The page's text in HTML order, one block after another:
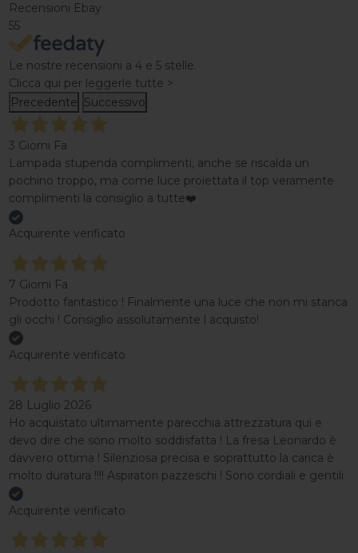
Recensioni Ebay
55
Le nostre recensioni a 4 e 5 stelle.
Clicca qui per leggerle tutte >
Precedente Successivo
3 Giorni Fa
Lampada stupenda complimenti, anche se riscalda un
pochino troppo, ma come luce proiettata il top veramente
complimenti la consiglio a tutte❤️
Acquirente verificato
7 Giorni Fa
Prodotto fantastico ! Finalmente una luce che non mi stanca
gli occhi ! Consiglio assolutamente l acquisto!
Acquirente verificato
28 Luglio 2026
Ho acquistato ultimamente parecchia attrezzatura qui e
devo dire che sono molto soddisfatta ! La fresa Leonardo è
davvero ottima ! Silenziosa precisa e soprattutto la carica è
molto duratura !!!! Aspiratori pazzeschi ! Sono cordiali e gentili
Acquirente verificato